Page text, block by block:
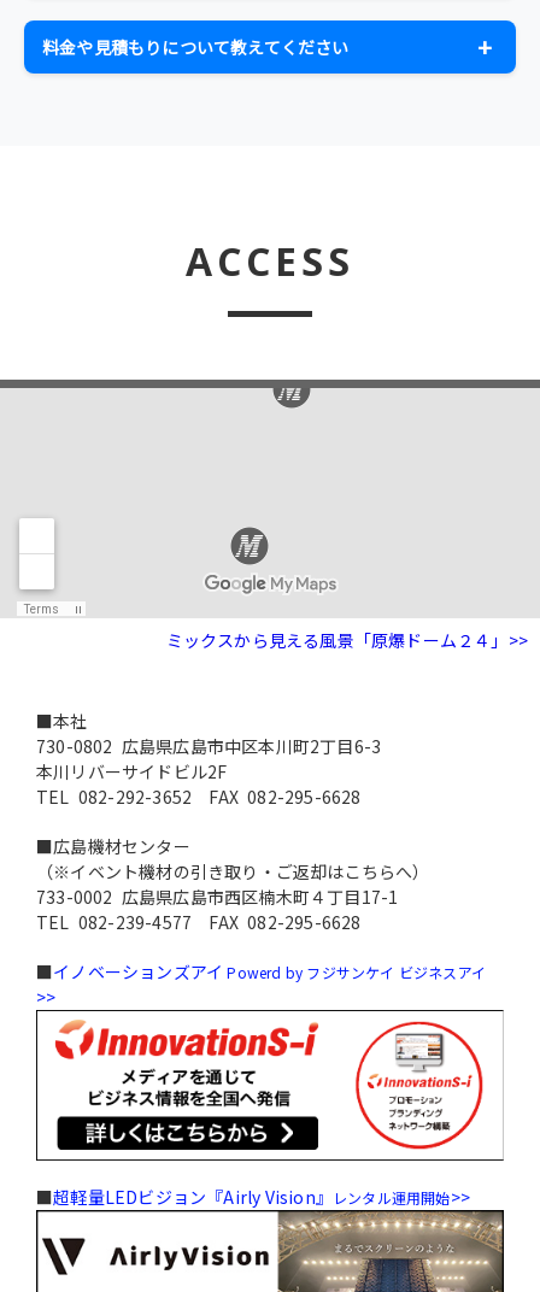
ど、お客様の新事業・新サービス、地域活性化をサポー
ており、機材レンタルや技術スタッフ派遣も含めて、お客
様のご要望に応じて対応いたします。WEBサービスやICT
料金や見積もりについて教えてください
ACCESS
ミックスから見える風景「原爆ドーム２４」>>
■本社
730-0802 広島県広島市中区本川町2丁目6-3
本川リバーサイドビル2F
TEL 082-292-3652 FAX 082-295-6628
■広島機材センター
（※イベント機材の引き取り・ご返却はこちらへ）
733-0002 広島県広島市西区楠木町４丁目17-1
TEL 082-239-4577 FAX 082-295-6628
■イノベーションズアイPowerd by フジサンケイ ビジネスアイ
>>
■超軽量LEDビジョン『Airly Vision』 レンタル運⽤開始>>